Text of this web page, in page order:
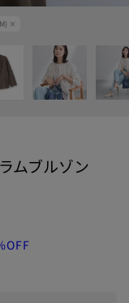
×
ムブルゾン